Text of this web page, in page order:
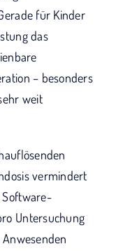
für Kinder
das
– besonders
weit
vermindert
Software-
Untersuchung